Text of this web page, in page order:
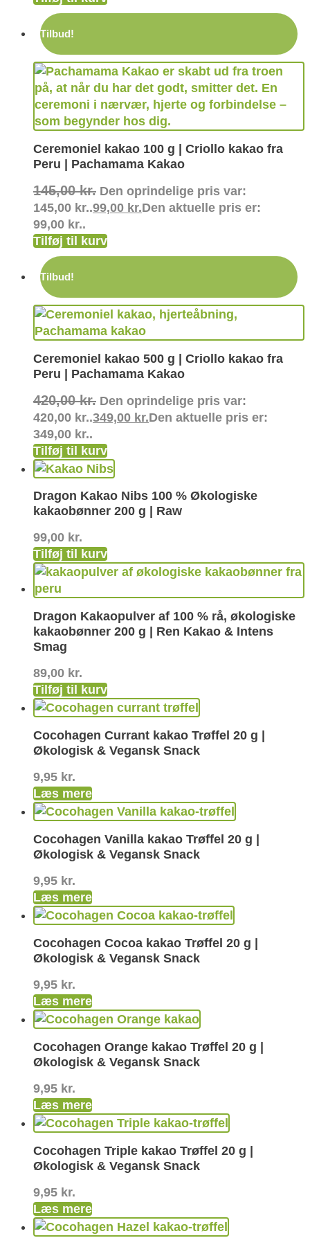
Tilbud!
Ceremoniel kakao 100 g | Criollo kakao fra
Peru | Pachamama Kakao
145,00kr. Den oprindelige pris var:
145,00 kr..99,00 kr.Den aktuelle pris er:
99,00 kr..
Tilføj til kurv
Tilbud!
Ceremoniel kakao 500 g | Criollo kakao fra
Peru | Pachamama Kakao
420,00kr. Den oprindelige pris var:
420,00 kr..349,00 kr.Den aktuelle pris er:
349,00 kr..
Tilføj til kurv
Dragon Kakao Nibs 100 % Økologiske
kakaobønner 200 g | Raw
99,00 kr.
Tilføj til kurv
Dragon Kakaopulver af 100 % rå, økologiske
kakaobønner 200 g | Ren Kakao & Intens
Smag
89,00 kr.
Tilføj til kurv
Cocohagen Currant kakao Trøffel 20 g |
Økologisk & Vegansk Snack
9,95 kr.
Læs mere
Cocohagen Vanilla kakao Trøffel 20 g |
Økologisk & Vegansk Snack
9,95 kr.
Læs mere
Cocohagen Cocoa kakao Trøffel 20 g |
Økologisk & Vegansk Snack
9,95 kr.
Læs mere
Cocohagen Orange kakao Trøffel 20 g |
Økologisk & Vegansk Snack
9,95 kr.
Læs mere
Cocohagen Triple kakao Trøffel 20 g |
Økologisk & Vegansk Snack
9,95 kr.
Læs mere